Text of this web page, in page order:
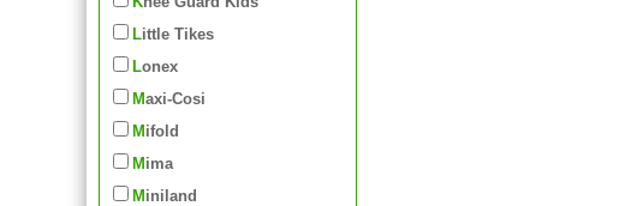
Little Tikes
Lonex
Maxi-Cosi
Mifold
Mima
Miniland